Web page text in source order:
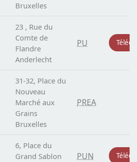
Bruxelles
23 , Rue du
Comte de
Flandre
Anderlecht
PU
31-32, Place du
Nouveau
Marché aux
Grains
Bruxelles
PREA
6, Place du
Grand Sablon
PUN